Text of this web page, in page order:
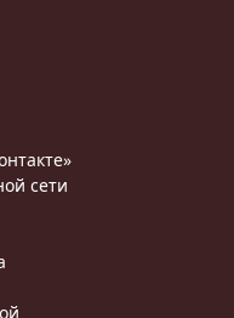
сети